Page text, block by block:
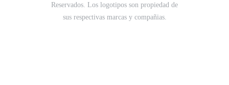
Reservados. Los logotipos son propiedad de
sus respectivas marcas y compañias.